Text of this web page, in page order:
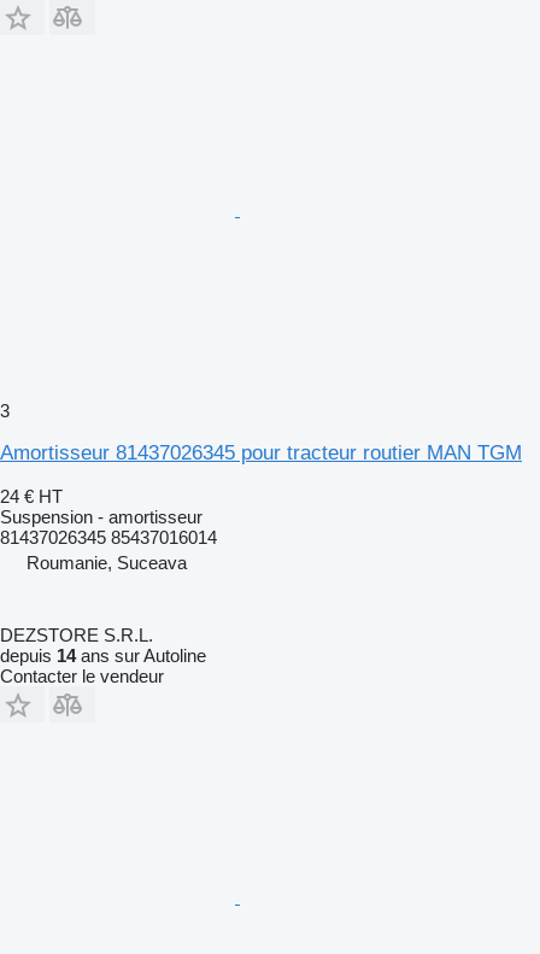
3
Amortisseur 81437026345 pour tracteur routier MAN TGM
24 € HT
Suspension - amortisseur
81437026345 85437016014
Roumanie, Suceava
DEZSTORE S.R.L.
depuis 14ans sur Autoline
Contacter le vendeur